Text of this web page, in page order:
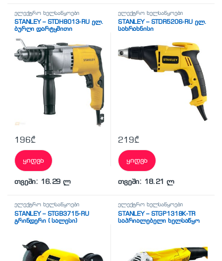
ელექტრო ხელსაწყოები
STANLEY – STDH8013-RU ელ.
ბურღი დარტყმითი
196₾
ყიდვა
თვეში: 16.29 ლ
ელექტრო ხელსაწყოები
STANLEY – STDR5206-RU ელ.
სახრახნისი
219₾
ყიდვა
თვეში: 18.21 ლ
ელექტრო ხელსაწყოები
STANLEY – STGB3715-RU
გრინდერი ( სალესი)
ელექტრო ხელსაწყოები
STANLEY – STGP1318K-TR
საპრიალებელი ხელსაწყო